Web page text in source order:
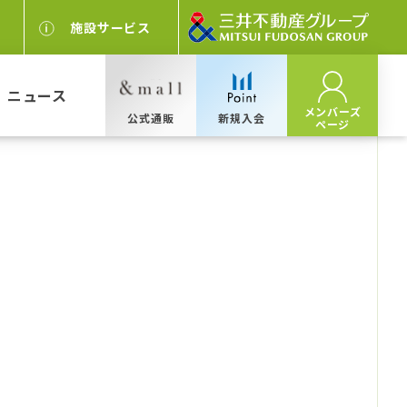
施設サービス
ニュース
公式通販 新規入会
メンバーズ
ページ